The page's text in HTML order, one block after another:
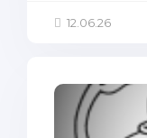
12.06.26